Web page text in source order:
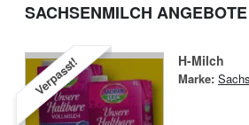
SACHSENMILCH
Verpasst! H-Milch
Marke: